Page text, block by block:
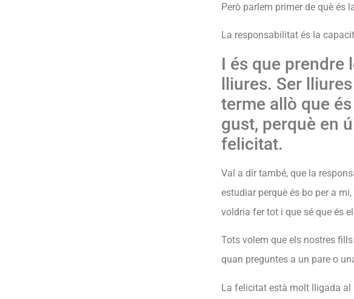
Però parlem primer de què és
La responsabilitat és la
I és que prendre
lliures. Ser
terme allò que
gust, perquè en
felicitat.
Val a dir també, que la
estudiar perquè és bo per a
voldria fer tot i que sé que és
Tots volem que els nostres
quan preguntes a un pare o
La felicitat està molt lligada al